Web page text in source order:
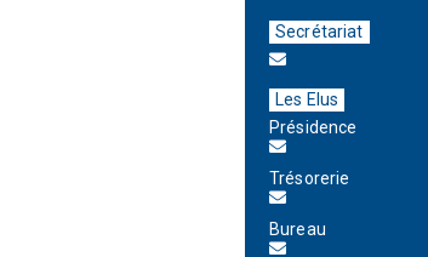
Secrétariat
Les Elus
Présidence
Trésorerie
Bureau